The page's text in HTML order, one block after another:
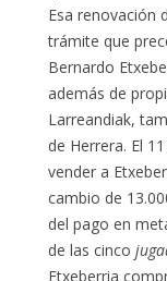
Esa renovación
trámite que
Bernardo
además de
Larreandiak,
de Herrera. El
vender a
cambio de
del pago en
de las cinco
Etxeberria